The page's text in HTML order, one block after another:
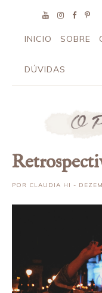
INICIO SOBRE
DÚVIDAS
POR CLAUDIA HI-